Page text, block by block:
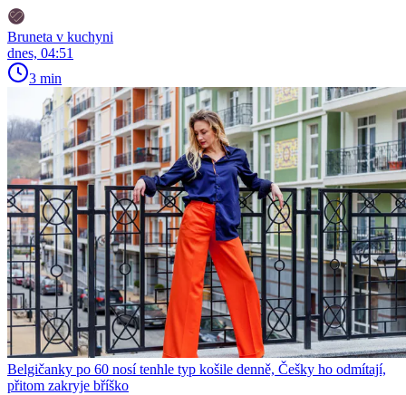
Bruneta v kuchyni
dnes, 04:51
3 min
Belgičanky po 60 nosí tenhle typ košile denně, Češky ho odmítají,
přitom zakryje bříško